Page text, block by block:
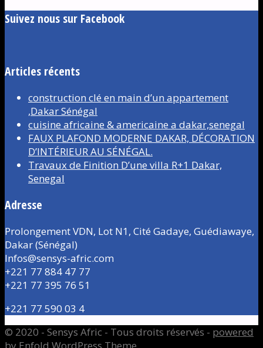
Suivez nous sur Facebook
Articles récents
construction clé en main d’un appartement
,Dakar Sénégal
cuisine africaine & americaine a dakar,senegal
FAUX PLAFOND MODERNE DAKAR, DÉCORATION
D’INTÉRIEUR AU SÉNÉGAL.
Travaux de Finition D’une villa R+1 Dakar,
Senegal
Adresse
Prolongement VDN, Lot N1, Cité Gadaye, Guédiawaye,
Dakar (Sénégal)
Infos@sensys-afric.com
+221 77 884 47 77
+221 77 395 76 51
+221 77 590 03 4
© 2020 - Sensys Afric - Tous droits réservés - powered
by Enfold WordPress Theme